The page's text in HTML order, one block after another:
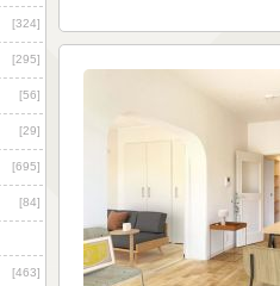
324
295
56
29
695
84
463